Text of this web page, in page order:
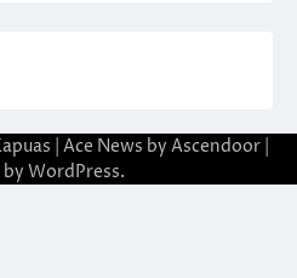
| Ace News by Ascendoor
by WordPress.